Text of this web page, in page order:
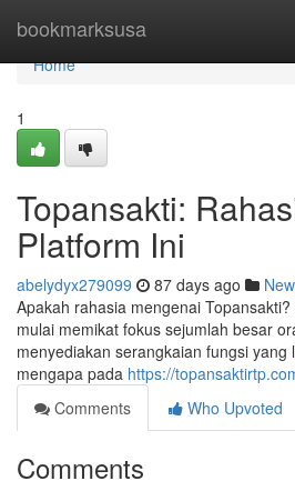
bookmarksusa
Home
Home
1
Topansakti:
Platform Ini
abelydyx279099 87 days ago
Apakah rahasia mengenai
mulai memikat fokus sejumlah besar
menyediakan serangkaian fungsi yang
mengapa pada https://
Comments
Who Upvoted
Comments